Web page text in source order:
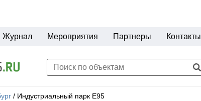
Журнал Мероприятия Партнеры Контакты
/ Индустриальный парк E95